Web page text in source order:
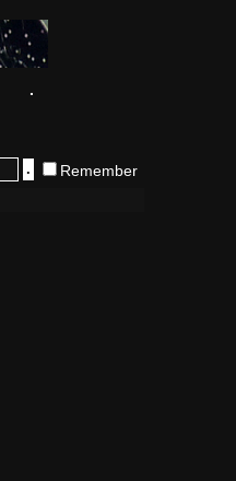
.
Remember